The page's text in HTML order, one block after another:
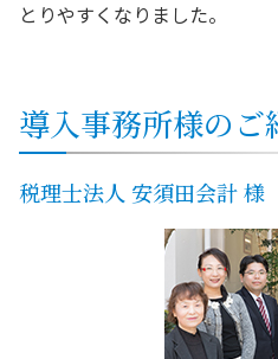
とりやすくなりました。
導入事務所様のご
税理士法人 安須田会計 様